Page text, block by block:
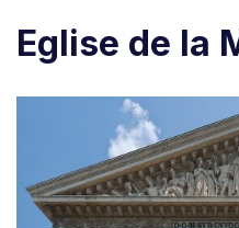
Eglise de la